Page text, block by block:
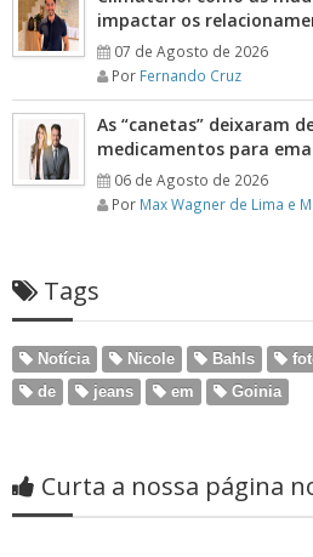
impactar os
07 de Agosto de 2026
Por Fernando Cruz
As “canetas” deixaram
medicamentos para
06 de Agosto de 2026
Por Max Wagner de Lima e
Tags
Notícia Nicole Bahls
de
jeans em Goinia
Curta a nossa página